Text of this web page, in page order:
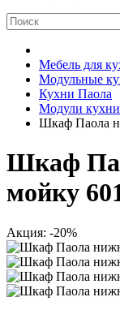
Мебель для
Модульные
Кухни Паола
Модули
Шкаф Паола
Шкаф
мойку
Акция: -20%